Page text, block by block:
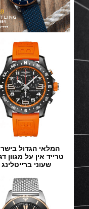
המלאי הגדול בישראל
טרייד אין על מגוון דגמים
שעוני ברייטלינג